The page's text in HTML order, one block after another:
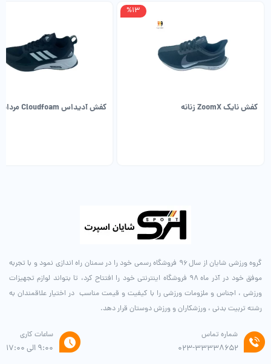
کفش نایک ZoomX زنانه
%13
کفش آدیداس Cloudfoam مردانه
گروه ورزشی شایان از سال ۹۶ فروشگاه رسمی خود را در سمنان راه اندازی نمود و با تجربه
موفق خود در آذر ماه ۹۸ فروشگاه اینترنتی خود را افتتاح کرد، تا بتواند لوازم تجهیزات
ورزشی ، اجناس و ملزومات ورزشی را با کیفیت و قیمت مناسب در اختیار علاقمندان به
رشته تربیت بدنی ، ورزشکاران و ورزش دوستان قرار دهد.
شماره تماس
۰۲۳-۳۳۳۳۸۶۵۲
ساعات کاری
9:00 الی 17:00